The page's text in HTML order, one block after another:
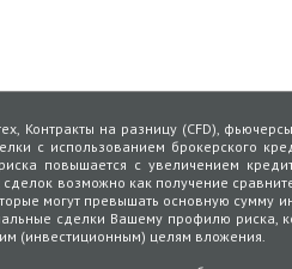
Контракты на разницу (CFD),
с использованием брокерского
повышается с увеличением
возможно как получение
могут превышать основную сумму
сделки Вашему профилю риска,
(инвестиционным) целям вложения.